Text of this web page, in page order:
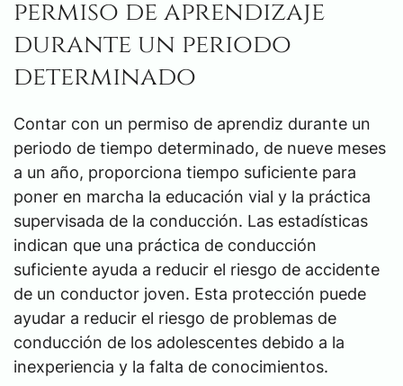
permiso de aprendizaje
durante un periodo
determinado
Contar con un permiso de aprendiz durante un
periodo de tiempo determinado, de nueve meses
a un año, proporciona tiempo suficiente para
poner en marcha la educación vial y la práctica
supervisada de la conducción. Las estadísticas
indican que una práctica de conducción
suficiente ayuda a reducir el riesgo de accidente
de un conductor joven. Esta protección puede
ayudar a reducir el riesgo de problemas de
conducción de los adolescentes debido a la
inexperiencia y la falta de conocimientos.